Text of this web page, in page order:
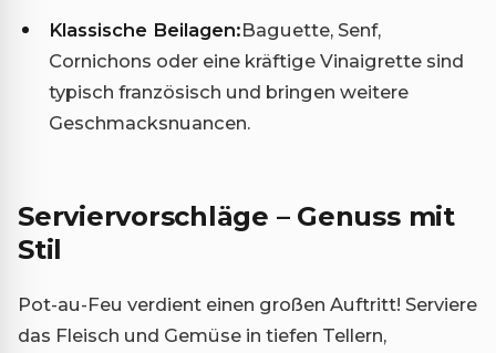
Klassische Beilagen:Baguette, Senf,
Cornichons oder eine kräftige Vinaigrette sind
typisch französisch und bringen weitere
Geschmacksnuancen.
Serviervorschläge – Genuss mit
Stil
Pot-au-Feu verdient einen großen Auftritt! Serviere
das Fleisch und Gemüse in tiefen Tellern,